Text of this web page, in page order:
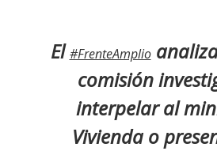
El#FrenteAmplio
comisión
interpelar al
Vivienda o